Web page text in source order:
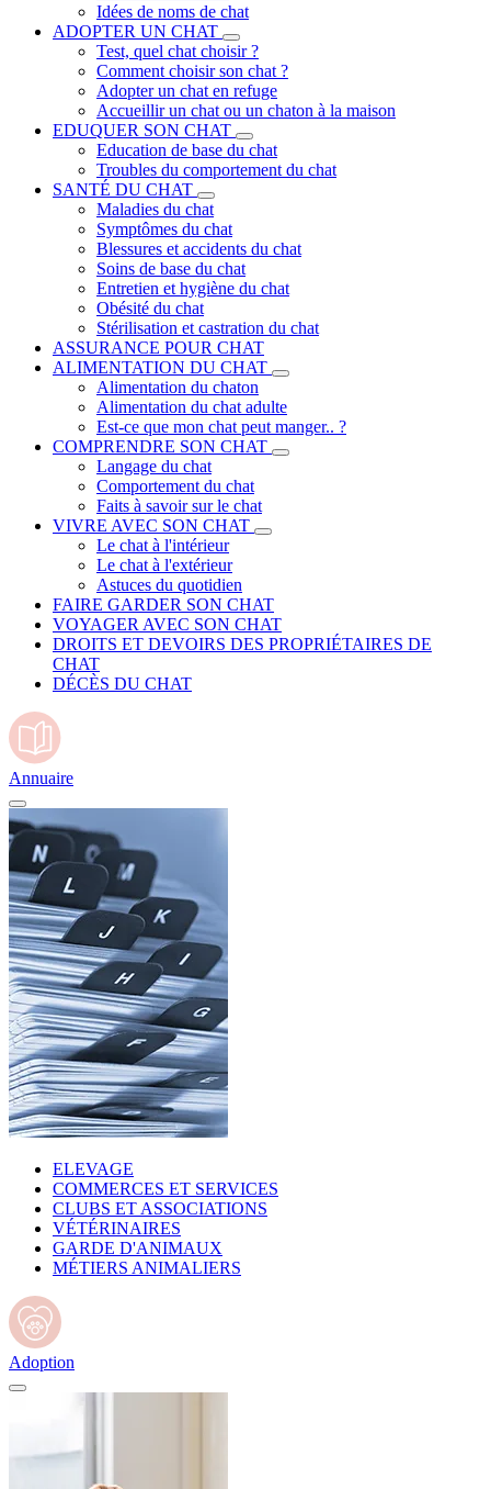
Idées de noms de chat
ADOPTER UN CHAT
Test, quel chat choisir ?
Comment choisir son chat ?
Adopter un chat en refuge
Accueillir un chat ou un chaton à la maison
EDUQUER SON CHAT
Education de base du chat
Troubles du comportement du chat
SANTÉ DU CHAT
Maladies du chat
Symptômes du chat
Blessures et accidents du chat
Soins de base du chat
Entretien et hygiène du chat
Obésité du chat
Stérilisation et castration du chat
ASSURANCE POUR CHAT
ALIMENTATION DU CHAT
Alimentation du chaton
Alimentation du chat adulte
Est-ce que mon chat peut manger.. ?
COMPRENDRE SON CHAT
Langage du chat
Comportement du chat
Faits à savoir sur le chat
VIVRE AVEC SON CHAT
Le chat à l'intérieur
Le chat à l'extérieur
Astuces du quotidien
FAIRE GARDER SON CHAT
VOYAGER AVEC SON CHAT
DROITS ET DEVOIRS DES PROPRIÉTAIRES DE
CHAT
DÉCÈS DU CHAT
Annuaire
ELEVAGE
COMMERCES ET SERVICES
CLUBS ET ASSOCIATIONS
VÉTÉRINAIRES
GARDE D'ANIMAUX
MÉTIERS ANIMALIERS
Adoption